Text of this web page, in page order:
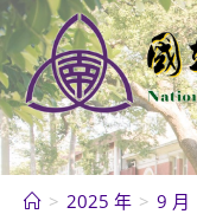
跳
轉
至
主
要
內
> 2025 年 > 9 月